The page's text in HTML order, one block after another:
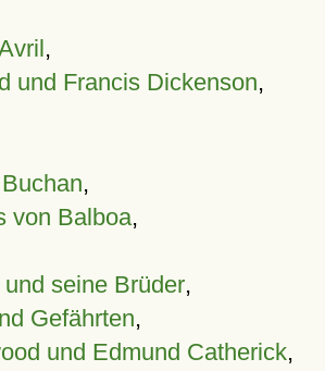
,
und Francis Dickenson,
,
von Balboa,
seine Brüder,
Gefährten,
und Edmund Catherick,